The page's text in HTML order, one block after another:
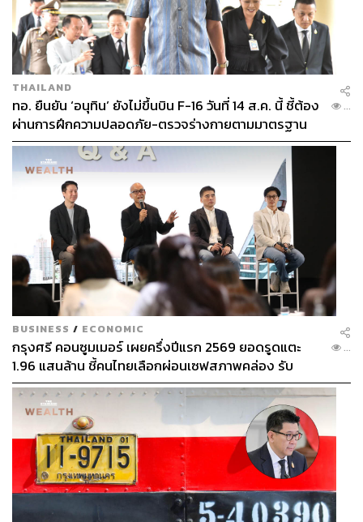
เคนแปลงร่างเป็นเครื่องผลิตประตูให้ทีมชาติอังกฤษ เมื่อเขา
ยิงติดต่อกันในเกมทีมชาติมา 5 นัดรวด แถมการยิงติดกัน 2
นัดหลังในทีมชาตินี้ ทำให้เจ้าตัวกลายเป็นนักเตะอังกฤษคน
แรกตั้งแต่ รอน ฟลาวเวอร์ส ปี 1962 ที่ยิงประตูในรอบแบ่ง
กลุ่มทั้ง 2 นัดแรกได้
ยิ่งเมื่อทำแฮตทริกได้สถิติยิ่งไปกันใหญ่ เคนช่วยให้อังกฤษยิง
ประตูมากกว่า 5 ลูกในฟุตบอลโลกหนึ่งเกมได้ครั้งแรก และ
เป็นนักเตะคนที่ 3 ของทีมชาติอังกฤษที่ทำแฮตทริกในฟุตบอล
โลกได้ (คนแรกคือ เจฟฟ์ เฮิร์สท์ ในปี 1966 และต่อมาคือ
แกรี ลินิเกอร์ ในปี 1986)
ถ้านั่นยังไม่พอ ผู้เล่นที่สามารถทำประตูได้ถึง 5 ลูกจาก
ฟุตบอลโลกสองนัดแรกคนล่าสุด คือ ฌุสต์ ฟงแตน ซึ่งทำได้
ในปี 1958 นั่นเลย ไม่แปลกใจว่าเคนที่ฟอร์มร้อนแรงขนาดนี้
คือไพ่ตายที่ดีที่สุดของอังกฤษอย่างไม่ต้องสงสัย
แม้ว่าสถิติในการพบกันของอังกฤษและเบลเยียมนั้นอังกฤษจะ
มีสถิติดีกว่า แต่เบลเยียมชุดนี้เรียกได้ว่ายุคทองที่แข็งแกร่ง มี
ขุมกำลังชั้นดีมากมาย
หากปัจจัยอื่นๆ ที่กล่าวมายังไม่ได้ผล แล้วจะมีใครสักคนที่พา
อังกฤษเอาชนะเบลเยียมได้ล่ะ ก็คนนั้นต้องเป็น แฮร์รี เคน นี่
แหละ
THAILAND
ทอ. ยืนยัน ‘อนุทิน’ ยังไม่ขึ้นบิน F-16 วันที่ 14 ส.ค. นี้ ชี้ต้อง
ผ่านการฝึกความปลอดภัย-ตรวจร่างกายตามมาตรฐาน
ก่อน
...
BUSINESS / ECONOMIC
กรุงศรี คอนซูมเมอร์ เผยครึ่งปีแรก 2569 ยอดรูดแตะ
1.96 แสนล้าน ชี้คนไทยเลือกผ่อนเซฟสภาพคล่อง รับ
เศรษฐกิจผันผวนฉุดผลประกอบการพลาดเป้า
...